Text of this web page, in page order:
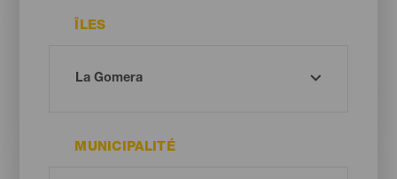
ÎLES
MUNICIPALITÉ